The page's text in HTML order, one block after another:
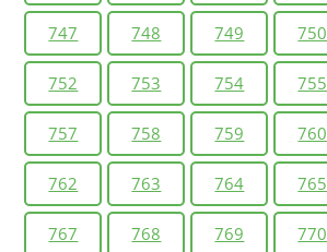
747 748 749 750
752 753 754 755
757 758 759 760
762 763 764 765
767 768 769 770